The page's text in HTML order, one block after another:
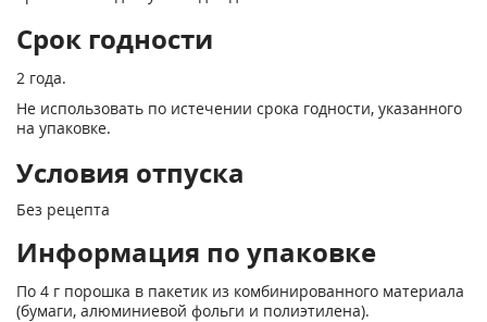
Срок годности
2 года.
Не использовать по истечении срока годности, указанного
на упаковке.
Условия отпуска
Без рецепта
Информация по упаковке
По 4 г порошка в пакетик из комбинированного материала
(бумаги, алюминиевой фольги и полиэтилена).